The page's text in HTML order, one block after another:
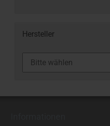
Hersteller